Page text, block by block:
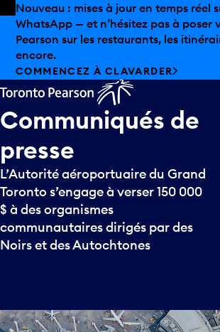
Skip to offers
Passer au contenu principal
Nouveau : mises à jour en temps réel
WhatsApp — et n’hésitez pas à poser
Pearson sur les restaurants, les
encore.
COMMENCEZ À CLAVARDER
Communiqués de
presse
L’Autorité aéroportuaire du Grand
Toronto s’engage à verser 150 000
$ à des organismes
communautaires dirigés par des
Noirs et des Autochtones